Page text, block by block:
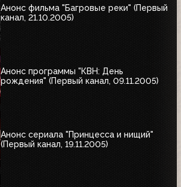
Анонс фильма "Багровые реки" (Первый
канал, 21.10.2005)
Анонс программы "КВН: День
рождения" (Первый канал, 09.11.2005)
Анонс сериала "Принцесса и нищий"
(Первый канал, 19.11.2005)